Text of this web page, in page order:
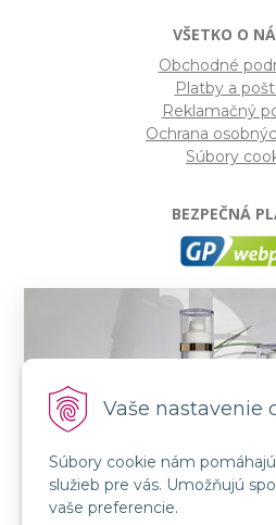
Vaše nastavenie
Súbory cookie nám
služieb pre vás. Umožňujú
vaše preferencie.
VŠETKO O
Obchodné
Platby a
Reklamačný
Ochrana
Súbory
BEZPEČNÁ
- Moderný a
kartou na internete. Je
platobných brán na
SLEDUJTE
FB: LORIN všetko
Spojenie prírody a vedy s